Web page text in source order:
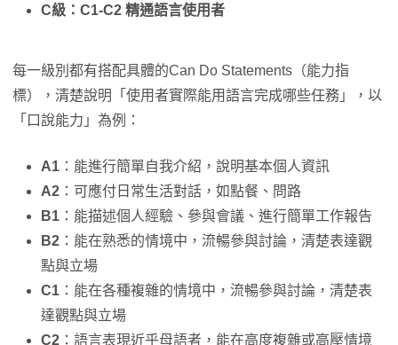
C級：C1-C2 精通語言使用者
每一級別都有搭配具體的Can Do Statements（能力指
標），清楚說明「使用者實際能用語言完成哪些任務」，以
「口說能力」為例：
A1 ：能進行簡單自我介紹，說明基本個人資訊
A2 ：可應付日常生活對話，如點餐、問路
B1 ：能描述個人經驗、參與會議、進行簡單工作報告
B2 ：能在熟悉的情境中，流暢參與討論，清楚表達觀
點與立場
C1 ：能在各種複雜的情境中，流暢參與討論，清楚表
達觀點與立場
C2 ：語言表現近乎母語者，能在高度複雜或高壓情境